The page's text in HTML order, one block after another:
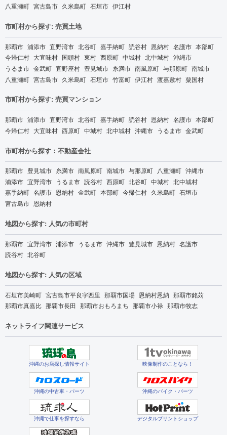
八重瀬町 宮古島市 久米島町 石垣市 伊江村
市町村から探す: 売買土地
那覇市 浦添市 宜野湾市 北谷町 嘉手納町 読谷村 恩納村 名護市 本部町
今帰仁村 大宜味村 国頭村 東村 西原町 中城村 北中城村 沖縄市
うるま市 金武町 宜野座村 豊見城市 糸満市 南風原町 与那原町 南城市
八重瀬町 宮古島市 久米島町 石垣市 竹富町 伊江村 渡嘉敷村 粟国村
市町村から探す: 売買マンション
那覇市 浦添市 宜野湾市 北谷町 嘉手納町 読谷村 恩納村 名護市 本部町
今帰仁村 大宜味村 西原町 中城村 北中城村 沖縄市 うるま市 金武町
市町村から探す：不動産会社
那覇市 豊見城市 糸満市 南風原町 南城市 与那原町 八重瀬町 沖縄市
浦添市 宜野湾市 うるま市 読谷村 西原町 北谷町 中城村 北中城村
嘉手納町 名護市 恩納村 金武町 本部町 今帰仁村 久米島町 石垣市
宮古島市 恩納村
地図から探す: 人気の市町村
那覇市 宜野湾市 浦添市 うるま市 沖縄市 豊見城市 恩納村 名護市
読谷村 北谷町
地図から探す: 人気の区域
石垣市美崎町 宮古島市平良字西里 那覇市国場 恩納村恩納 那覇市銘苅
那覇市真嘉比 那覇市長田 那覇市おもろまち 那覇市小禄 那覇市牧志
ネットライフ関連サービス
沖縄のお店探し情報サイト 映像制作のことなら！
沖縄の中古車・パーツ 沖縄のバイク・パーツ
沖縄で仕事を探すなら デジタルプリントショップ